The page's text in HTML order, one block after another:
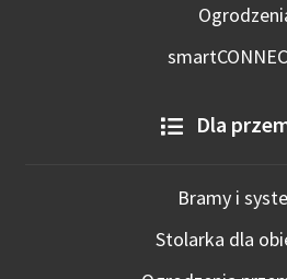
Dla
Bramy i
Stolarka dla